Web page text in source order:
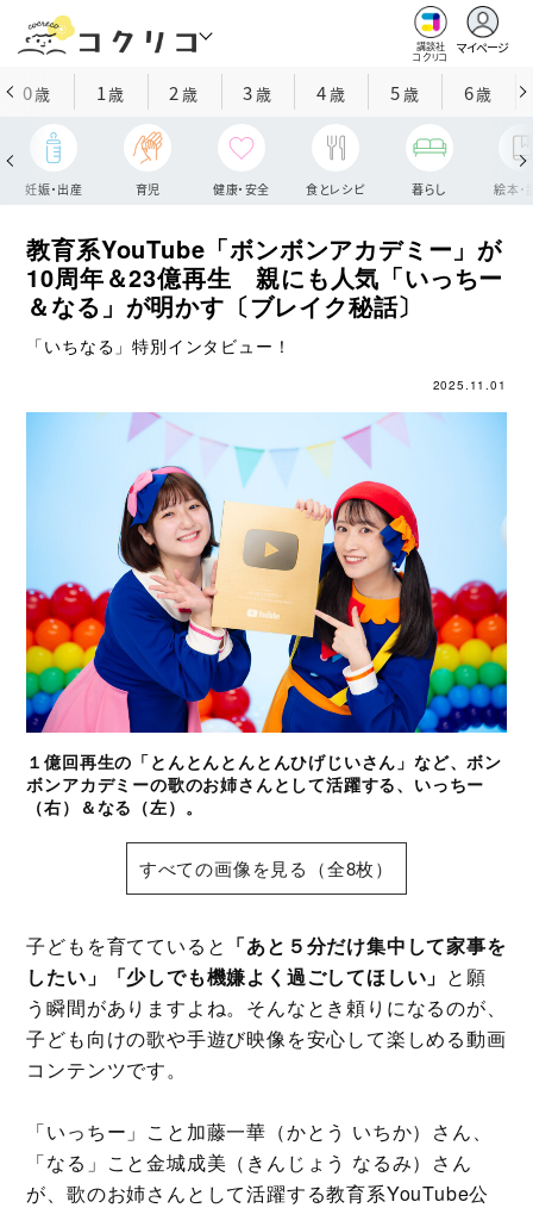
講談社
コクリコ
マイページ
0歳 1歳 2 歳 3歳 4歳 5歳 6歳
妊娠・出産 育児 健康・安全 食とレシピ 暮らし 絵本・
教育系YouTube「ボンボンアカデミー」が
10周年＆23億再生 親にも人気「いっちー
＆なる」が明かす〔ブレイク秘話〕
「いちなる」特別インタビュー！
2025.11.01
１億回再生の「とんとんとんとんひげじいさん」など、ボン
ボンアカデミーの歌のお姉さんとして活躍する、いっちー
（右）＆なる（左）。
すべての画像を見る（全8枚）
子どもを育てていると 「あと５分だけ集中して家事を
したい」
「少しでも機嫌よく過ごしてほしい」 と願
う瞬間がありますよね。そんなとき頼りになるのが、
子ども向けの歌や手遊び映像を安心して楽しめる動画
コンテンツです。
「いっちー」こと加藤一華（かとう いちか）さん、
「なる」こと金城成美（きんじょう なるみ）さん
が、歌のお姉さんとして活躍する教育系YouTube公